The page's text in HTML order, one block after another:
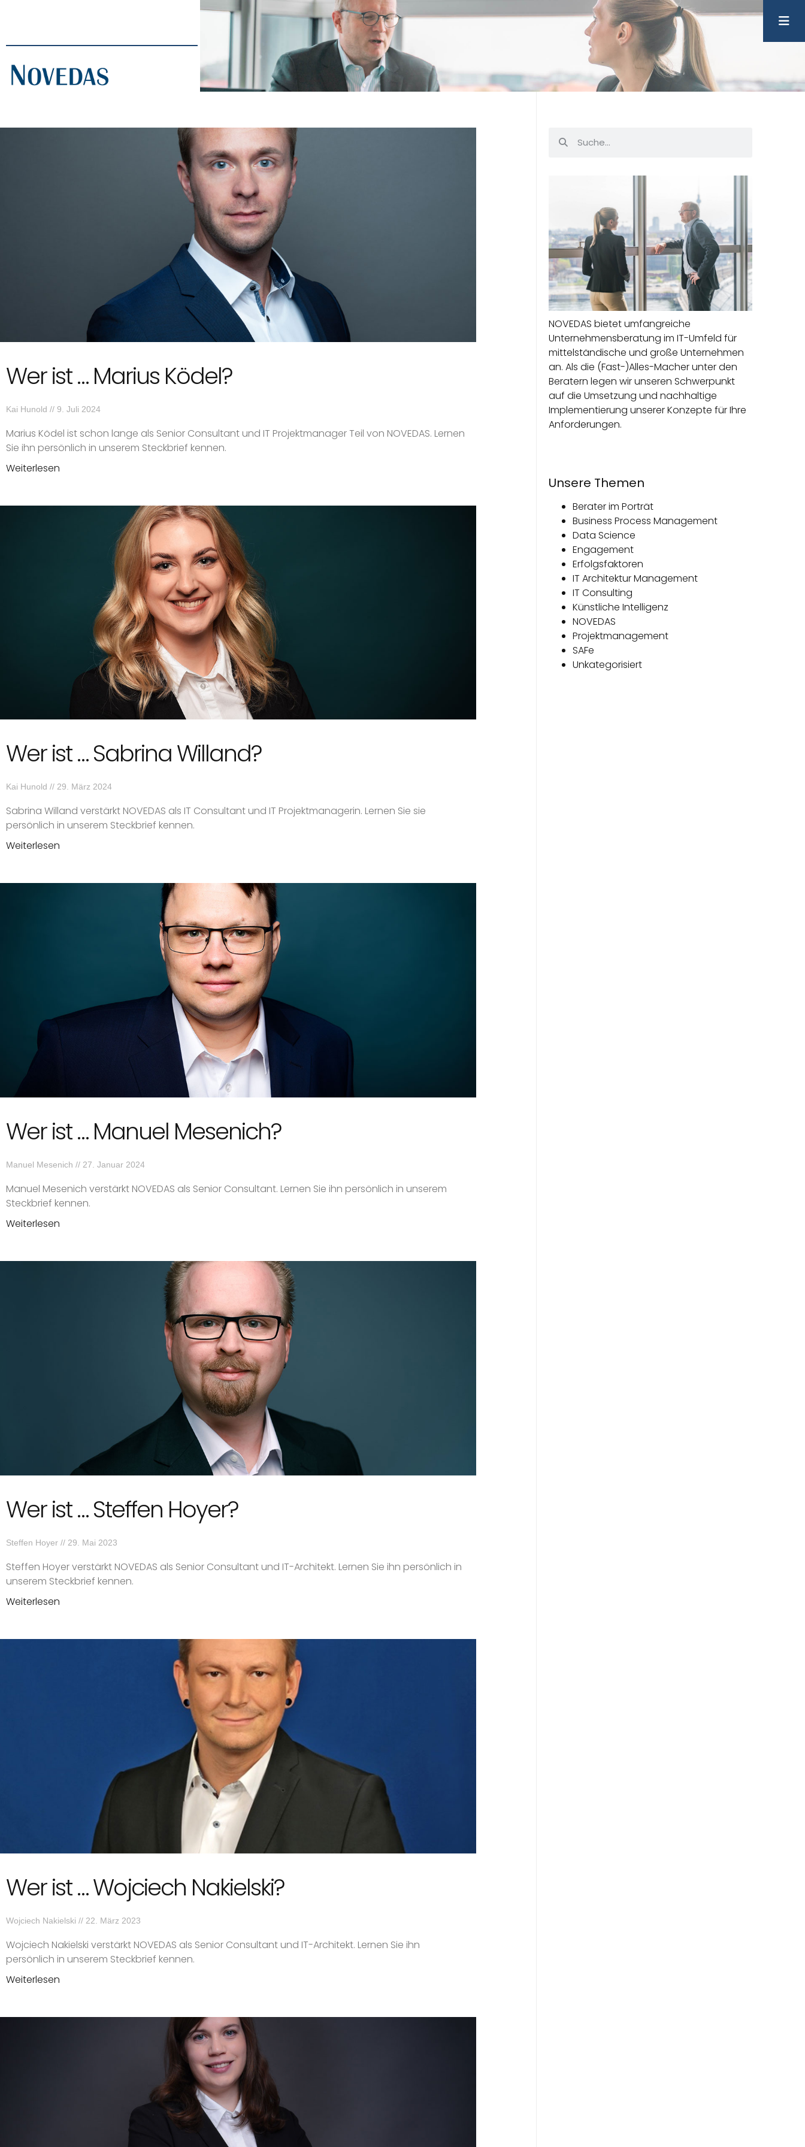
Wer ist … Marius Ködel?
Kai Hunold 9. Juli 2024
Marius Ködel ist schon lange als Senior Consultant und IT Projektmanager Teil von NOVEDAS. Lernen
Sie ihn persönlich in unserem Steckbrief kennen.
Weiterlesen
Wer ist … Sabrina Willand?
Kai Hunold 29. März 2024
Sabrina Willand verstärkt NOVEDAS als IT Consultant und IT Projektmanagerin. Lernen Sie sie
persönlich in unserem Steckbrief kennen.
Weiterlesen
Wer ist … Manuel Mesenich?
Manuel Mesenich 27. Januar 2024
Manuel Mesenich verstärkt NOVEDAS als Senior Consultant. Lernen Sie ihn persönlich in unserem
Steckbrief kennen.
Weiterlesen
Wer ist … Steffen Hoyer?
Steffen Hoyer 29. Mai 2023
Steffen Hoyer verstärkt NOVEDAS als Senior Consultant und IT-Architekt. Lernen Sie ihn persönlich in
unserem Steckbrief kennen.
Weiterlesen
Wer ist … Wojciech Nakielski?
Wojciech Nakielski 22. März 2023
Wojciech Nakielski verstärkt NOVEDAS als Senior Consultant und IT-Architekt. Lernen Sie ihn
persönlich in unserem Steckbrief kennen.
Weiterlesen
NOVEDAS bietet umfangreiche
Unternehmensberatung im IT-Umfeld für
mittelständische und große Unternehmen
an. Als die (Fast-)Alles-Macher unter den
Beratern legen wir unseren Schwerpunkt
auf die Umsetzung und nachhaltige
Implementierung unserer Konzepte für Ihre
Anforderungen.
Unsere Themen
Berater im Porträt
Business Process Management
Data Science
Engagement
Erfolgsfaktoren
IT Architektur Management
IT Consulting
Künstliche Intelligenz
NOVEDAS
Projektmanagement
SAFe
Unkategorisiert